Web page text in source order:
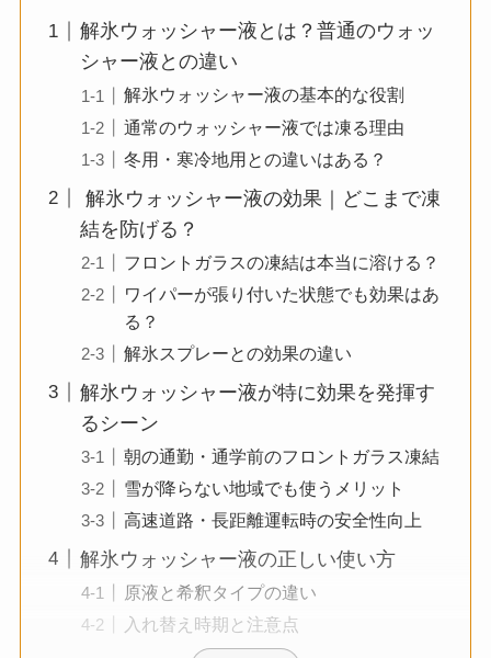
解氷ウォッシャー液とは？普通のウォッ
シャー液との違い
解氷ウォッシャー液の基本的な役割
通常のウォッシャー液では凍る理由
冬用・寒冷地用との違いはある？
解氷ウォッシャー液の効果｜どこまで凍
結を防げる？
フロントガラスの凍結は本当に溶ける？
ワイパーが張り付いた状態でも効果はあ
る？
解氷スプレーとの効果の違い
解氷ウォッシャー液が特に効果を発揮す
るシーン
朝の通勤・通学前のフロントガラス凍結
雪が降らない地域でも使うメリット
高速道路・長距離運転時の安全性向上
解氷ウォッシャー液の正しい使い方
原液と希釈タイプの違い
入れ替え時期と注意点